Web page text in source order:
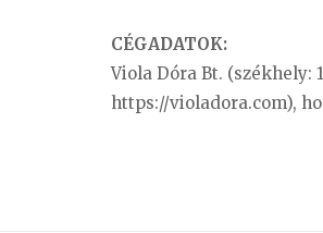
CÉGADATOK:
Viola Dóra Bt. (székhely:
https://violadora.com),